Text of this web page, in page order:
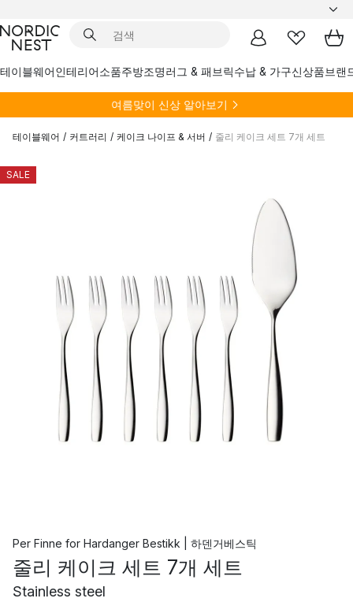
테이블웨어인테리어소품주방조명러그 & 패브릭수납 & 가구신상품브랜
여름맞이 신상 알아보기
테이블웨어 / 커트러리 / 케이크 나이프 & 서버 / 줄리 케이크 세트 7개 세트
SALE
Per Finne for Hardanger Bestikk | 하덴거베스틱
줄리 케이크 세트 7개 세트
Stainless steel